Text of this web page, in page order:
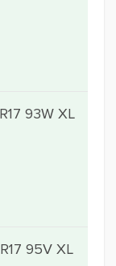
93W XL
95V XL